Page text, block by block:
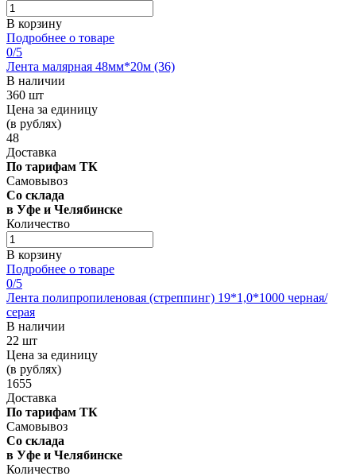
В корзину
Подробнее о товаре
0/5
Лента малярная 48мм*20м (36)
В наличии
360 шт
Цена за единицу
(в рублях)
48
Доставка
По тарифам ТК
Самовывоз
Со склада
в Уфе и Челябинске
Количество
В корзину
Подробнее о товаре
0/5
Лента полипропиленовая (стреппинг) 19*1,0*1000 черная/
серая
В наличии
22 шт
Цена за единицу
(в рублях)
1655
Доставка
По тарифам ТК
Самовывоз
Со склада
в Уфе и Челябинске
Количество